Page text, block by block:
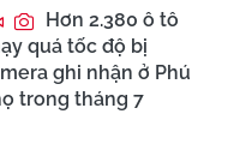
Hơn 2.380 ô tô
quá tốc độ bị
ghi nhận ở Phú
trong tháng 7